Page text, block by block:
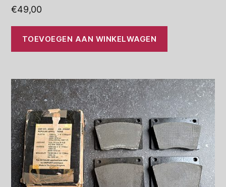
€49,00
TOEVOEGEN AAN WINKELWAGEN